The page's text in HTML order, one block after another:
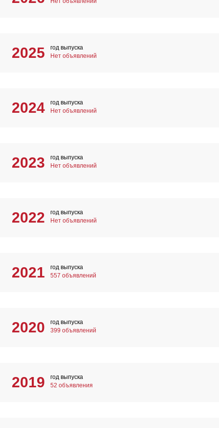
2025
год выпуска
Нет объявлений
2024
год выпуска
Нет объявлений
2023
год выпуска
Нет объявлений
2022
год выпуска
Нет объявлений
2021
год выпуска
557 объявлений
2020
год выпуска
399 объявлений
2019
год выпуска
52 объявления